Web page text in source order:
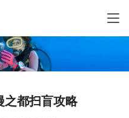
之都扫盲攻略